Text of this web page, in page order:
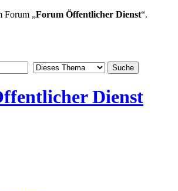
Forum „Forum Öffentlicher Dienst“.